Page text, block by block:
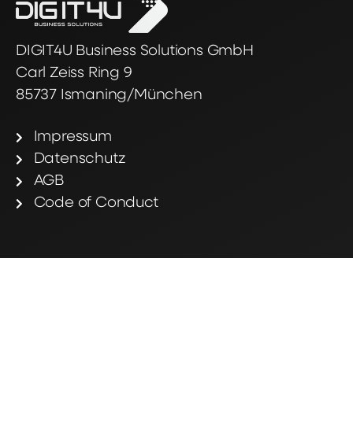
DIGIT4U Business Solutions GmbH
Carl Zeiss Ring 9
85737 Ismaning/München
Impressum
Datenschutz
AGB
Code of Conduct